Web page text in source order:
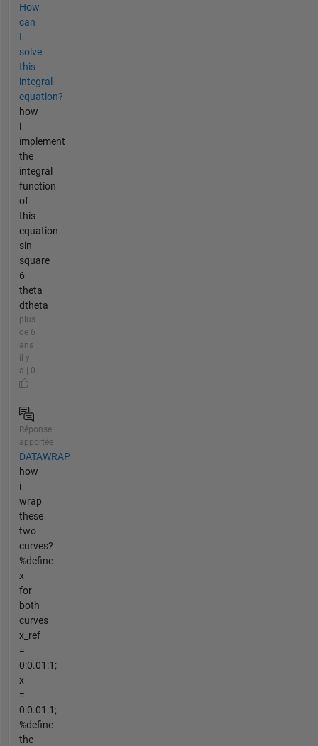
How
can
I
solve
this
integral
equation?
how
i
implement
the
integral
function
of
this
equation
sin
square
6
theta
dtheta
plus
de 6
ans
il y
a | 0
Réponse
apportée
DATAWRAP
how
i
wrap
these
two
curves?
%define
x
for
both
curves
x_ref
=
0:0.01:1;
x
=
0:0.01:1;
%define
the